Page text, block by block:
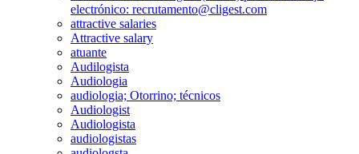
electrónico: recrutamento@cligest.com
attractive salaries
Attractive salary
atuante
Audilogista
Audiologia
audiologia; Otorrino; técnicos
Audiologist
Audiologista
audiologistas